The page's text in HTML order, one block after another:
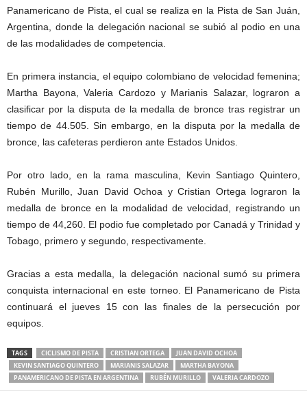
Panamericano de Pista, el cual se realiza en la Pista de San Juán,
Argentina, donde la delegación nacional se subió al podio en una
de las modalidades de competencia.
En primera instancia, el equipo colombiano de velocidad femenina;
Martha Bayona, Valeria Cardozo y Marianis Salazar, lograron a
clasificar por la disputa de la medalla de bronce tras registrar un
tiempo de 44.505. Sin embargo, en la disputa por la medalla de
bronce, las cafeteras perdieron ante Estados Unidos.
Por otro lado, en la rama masculina, Kevin Santiago Quintero,
Rubén Murillo, Juan David Ochoa y Cristian Ortega lograron la
medalla de bronce en la modalidad de velocidad, registrando un
tiempo de 44,260. El podio fue completado por Canadá y Trinidad y
Tobago, primero y segundo, respectivamente.
Gracias a esta medalla, la delegación nacional sumó su primera
conquista internacional en este torneo. El Panamericano de Pista
continuará el jueves 15 con las finales de la persecución por
equipos.
TAGS CICLISMO DE PISTA CRISTIAN ORTEGA
JUAN DAVID OCHOA
KEVIN SANTIAGO QUINTERO
MARIANIS SALAZAR
MARTHA BAYONA
PANAMERICANO DE PISTA EN ARGENTINA
RUBÉN MURILLO VALERIA CARDOZO